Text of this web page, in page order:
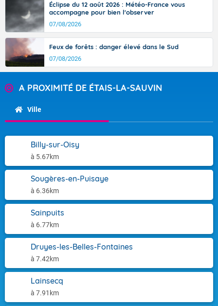
Éclipse du 12 août 2026 : Météo-France vous
accompagne pour bien l'observer
07/08/2026
Feux de forêts : danger élevé dans le Sud
07/08/2026
A PROXIMITÉ DE ÉTAIS-LA-SAUVIN
Ville
Billy-sur-Oisy
à 5.67km
Sougères-en-Puisaye
à 6.36km
Sainpuits
à 6.77km
Druyes-les-Belles-Fontaines
à 7.42km
Lainsecq
à 7.91km